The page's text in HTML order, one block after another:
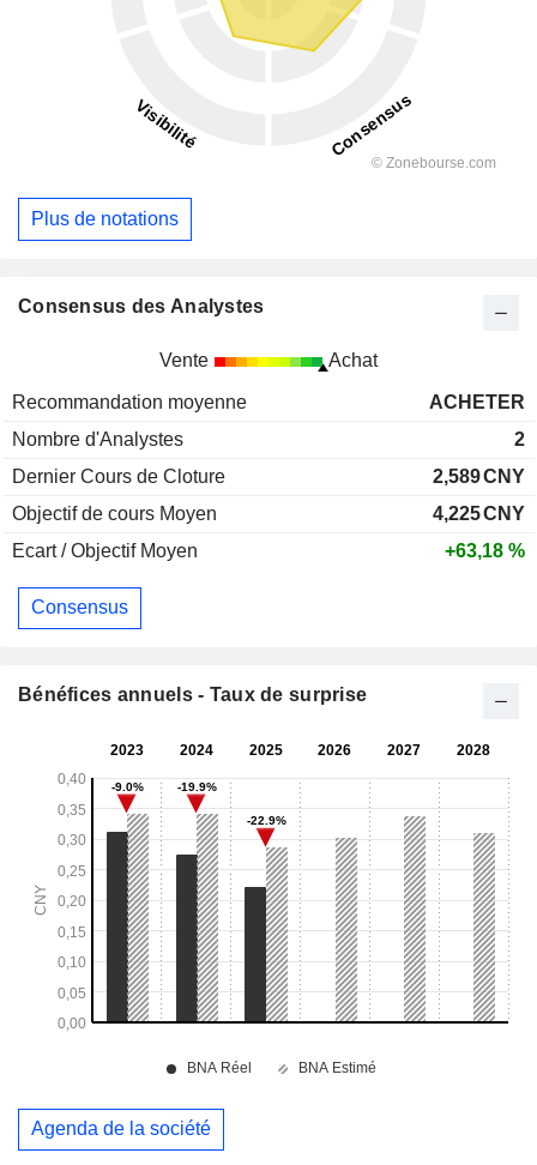
Plus de notations
Consensus des Analystes
Vente Achat
Recommandation moyenne
ACHETER
Nombre d'Analystes
2
Dernier Cours de Cloture
2,589CNY
Objectif de cours Moyen
4,225CNY
Ecart / Objectif Moyen
+63,18 %
Consensus
Bénéfices annuels - Taux de surprise
Agenda de la société